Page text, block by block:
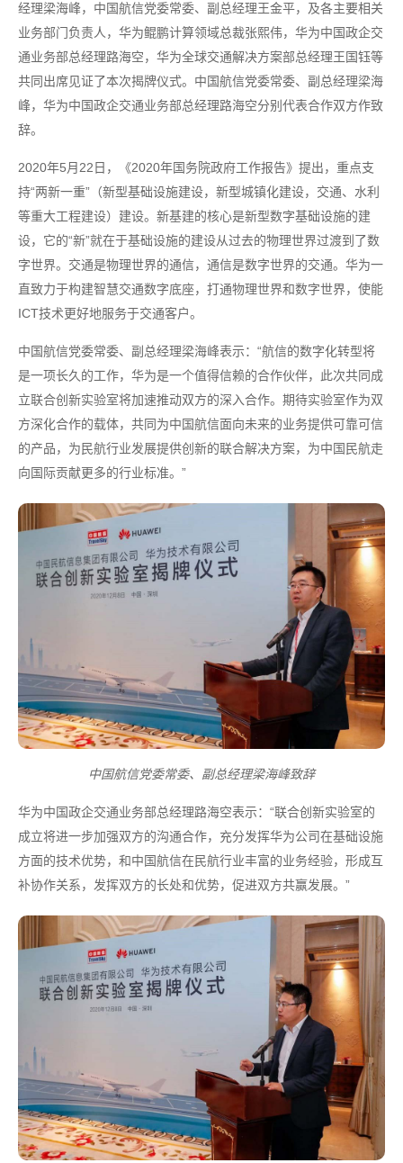
经理梁海峰，中国航信党委常委、副总经理王金平，及各主要相关
业务部门负责人，华为鲲鹏计算领域总裁张熙伟，华为中国政企交
通业务部总经理路海空，华为全球交通解决方案部总经理王国钰等
共同出席见证了本次揭牌仪式。中国航信党委常委、副总经理梁海
峰，华为中国政企交通业务部总经理路海空分别代表合作双方作致
辞。
2020年5月22日，《2020年国务院政府工作报告》提出，重点支
持“两新一重”（新型基础设施建设，新型城镇化建设，交通、水利
等重大工程建设）建设。新基建的核心是新型数字基础设施的建
设，它的“新”就在于基础设施的建设从过去的物理世界过渡到了数
字世界。交通是物理世界的通信，通信是数字世界的交通。华为一
直致力于构建智慧交通数字底座，打通物理世界和数字世界，使能
ICT技术更好地服务于交通客户。
中国航信党委常委、副总经理梁海峰表示：“航信的数字化转型将
是一项长久的工作，华为是一个值得信赖的合作伙伴，此次共同成
立联合创新实验室将加速推动双方的深入合作。期待实验室作为双
方深化合作的载体，共同为中国航信面向未来的业务提供可靠可信
的产品，为民航行业发展提供创新的联合解决方案，为中国民航走
向国际贡献更多的行业标准。”
中国航信党委常委、副总经理梁海峰致辞
华为中国政企交通业务部总经理路海空表示：“联合创新实验室的
成立将进一步加强双方的沟通合作，充分发挥华为公司在基础设施
方面的技术优势，和中国航信在民航行业丰富的业务经验，形成互
补协作关系，发挥双方的长处和优势，促进双方共赢发展。”